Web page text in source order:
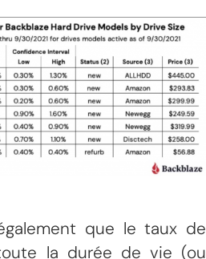
que le taux de
la durée de vie (ou